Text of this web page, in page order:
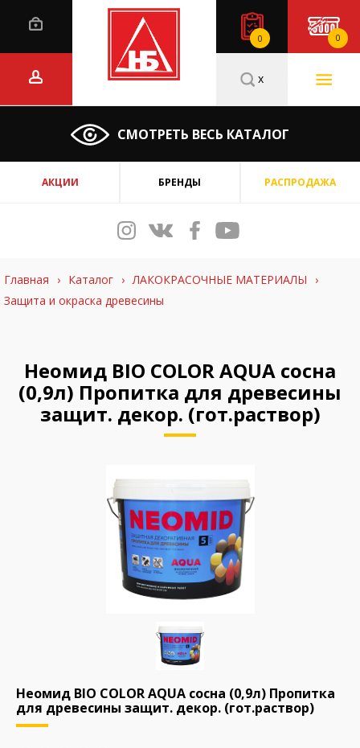
0 0
СМОТРЕТЬ ВЕСЬ КАТАЛОГ
x
АКЦИИ БРЕНДЫ РАСПРОДАЖА
Главная › Каталог › ЛАКОКРАСОЧНЫЕ МАТЕРИАЛЫ
›
Защита и окраска древесины
Неомид BIO COLOR AQUA сосна
(0,9л) Пропитка для древесины
защит. декор. (гот.раствор)
Неомид BIO COLOR AQUA сосна (0,9л) Пропитка
для древесины защит. декор. (гот.раствор)